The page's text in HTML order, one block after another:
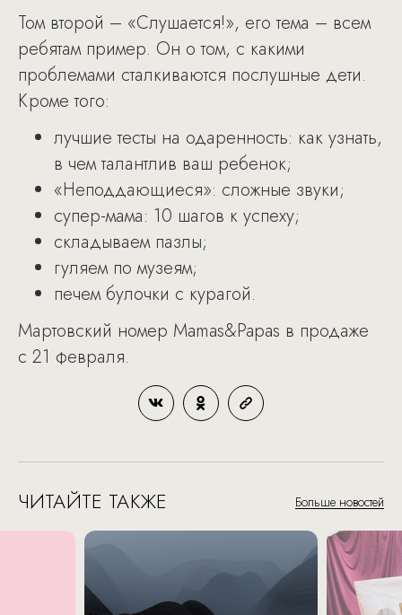
Том второй – «Слушается!», его тема – всем
ребятам пример. Он о том, с какими
проблемами сталкиваются послушные дети.
Кроме того:
лучшие тесты на одаренность: как узнать,
в чем талантлив ваш ребенок;
«Неподдающиеся»: сложные звуки;
супер-мама: 10 шагов к успеху;
складываем пазлы;
гуляем по музеям;
печем булочки с курагой.
Мартовский номер Mamas&Papas в продаже
с 21 февраля.
ЧИТАЙТЕ ТАКЖЕ Больше новостей